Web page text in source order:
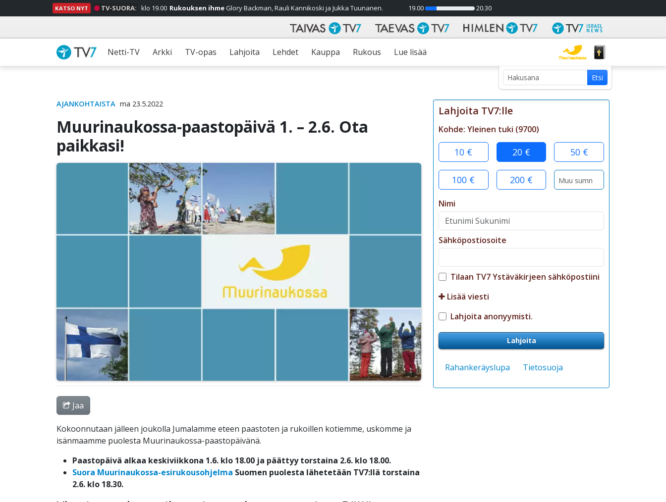
KATSO NYT TV-SUORA: klo 19.00 Rukouksen ihmeGlory Backman, Rauli Kannikoski ja Jukka Tuunanen. 19.00
23%
20.30
Netti-TV Arkki TV-opas Lahjoita Lehdet Kauppa Rukous Lue lisää
Hakutulokset
haulle:
Etsi
AJANKOHTAISTA ma 23.5.2022
Muurinaukossa-paastopäivä 1. – 2.6. Ota
paikkasi!
Jaa
Kokoonnutaan jälleen joukolla Jumalamme eteen paastoten ja rukoillen kotiemme, uskomme ja
isänmaamme puolesta Muurinaukossa-paastopäivänä.
Paastopäivä alkaa keskiviikkona 1.6. klo 18.00 ja päättyytorstaina 2.6. klo 18.00.
Suora Muurinaukossa-esirukousohjelma Suomen puolesta lähetetään TV7:llä torstaina
2.6. klo 18.30.
Lahjoita TV7:lle
Kohde: Yleinen tuki (9700)
10 € 20 € 50 €
100 € 200 €
Nimi
Sähköpostiosoite
Tilaan TV7 Ystäväkirjeen sähköpostiini
Lisää viesti
Lahjoita anonyymisti.
Lahjoita
Rahankeräyslupa Tietosuoja